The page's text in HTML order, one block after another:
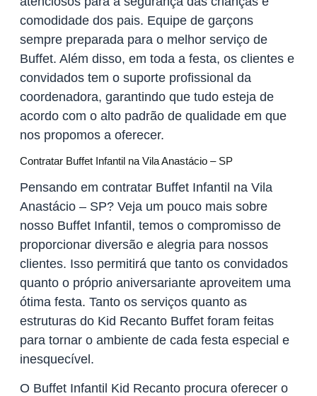
comodidade dos pais. Equipe de garçons
sempre preparada para o melhor serviço de
Buffet. Além disso, em toda a festa, os clientes e
convidados tem o suporte profissional da
coordenadora, garantindo que tudo esteja de
acordo com o alto padrão de qualidade em que
nos propomos a oferecer.
Contratar Buffet Infantil na Vila Anastácio – SP
Pensando em contratar Buffet Infantil na Vila
Anastácio – SP? Veja um pouco mais sobre
nosso Buffet Infantil, temos o compromisso de
proporcionar diversão e alegria para nossos
clientes. Isso permitirá que tanto os convidados
quanto o próprio aniversariante aproveitem uma
ótima festa. Tanto os serviços quanto as
estruturas do Kid Recanto Buffet foram feitas
para tornar o ambiente de cada festa especial e
inesquecível.
O Buffet Infantil Kid Recanto procura oferecer o